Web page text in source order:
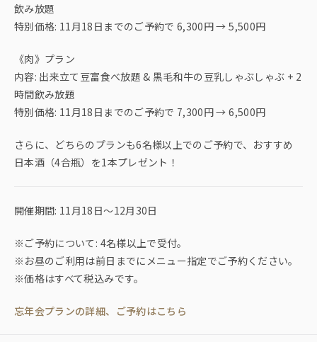
飲み放題
特別価格: 11月18日までのご予約で 6,300円 → 5,500円
《肉》プラン
内容: 出来立て豆富食べ放題 & 黒毛和牛の豆乳しゃぶしゃぶ + 2
時間飲み放題
特別価格: 11月18日までのご予約で 7,300円 → 6,500円
さらに、どちらのプランも6名様以上でのご予約で、おすすめ
日本酒（4合瓶）を1本プレゼント！
開催期間: 11月18日～12月30日
※ご予約について: 4名様以上で受付。
※お昼のご利用は前日までにメニュー指定でご予約ください。
※価格はすべて税込みです。
忘年会プランの詳細、ご予約はこちら